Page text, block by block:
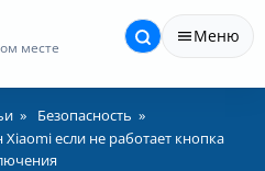
месте
Меню
Безопасность
Xiaomi если не работает кнопка